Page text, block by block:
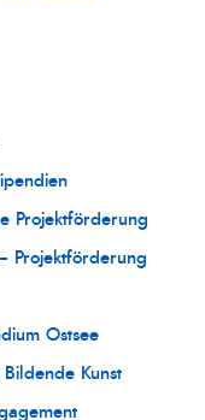
Projektförderung
Projektförderung
Ostsee
Kunst